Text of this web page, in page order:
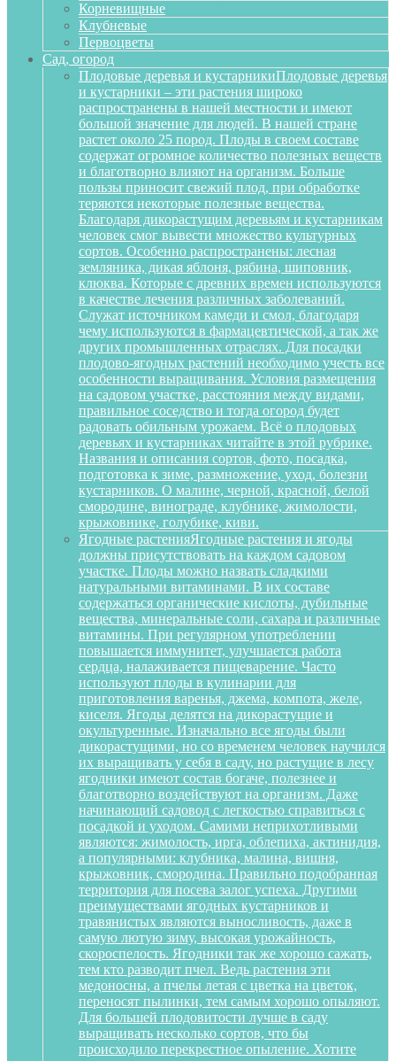
Корневищные
Клубневые
Первоцветы
Сад, огород
Плодовые деревья и кустарникиПлодовые деревья
и кустарники – эти растения широко
распространены в нашей местности и имеют
большой значение для людей. В нашей стране
растет около 25 пород. Плоды в своем составе
содержат огромное количество полезных веществ
и благотворно влияют на организм. Больше
пользы приносит свежий плод, при обработке
теряются некоторые полезные вещества.
Благодаря дикорастущим деревьям и кустарникам
человек смог вывести множество культурных
сортов. Особенно распространены: лесная
земляника, дикая яблоня, рябина, шиповник,
клюква. Которые с древних времен используются
в качестве лечения различных заболеваний.
Служат источником камеди и смол, благодаря
чему используются в фармацевтической, а так же
других промышленных отраслях. Для посадки
плодово-ягодных растений необходимо учесть все
особенности выращивания. Условия размещения
на садовом участке, расстояния между видами,
правильное соседство и тогда огород будет
радовать обильным урожаем. Всё о плодовых
деревьях и кустарниках читайте в этой рубрике.
Названия и описания сортов, фото, посадка,
подготовка к зиме, размножение, уход, болезни
кустарников. О малине, черной, красной, белой
смородине, винограде, клубнике, жимолости,
крыжовнике, голубике, киви.
Ягодные растенияЯгодные растения и ягоды
должны присутствовать на каждом садовом
участке. Плоды можно назвать сладкими
натуральными витаминами. В их составе
содержаться органические кислоты, дубильные
вещества, минеральные соли, сахара и различные
витамины. При регулярном употреблении
повышается иммунитет, улучшается работа
сердца, налаживается пищеварение. Часто
используют плоды в кулинарии для
приготовления варенья, джема, компота, желе,
киселя. Ягоды делятся на дикорастущие и
окультуренные. Изначально все ягоды были
дикорастущими, но со временем человек научился
их выращивать у себя в саду, но растущие в лесу
ягодники имеют состав богаче, полезнее и
благотворно воздействуют на организм. Даже
начинающий садовод с легкостью справиться с
посадкой и уходом. Самими неприхотливыми
являются: жимолость, ирга, облепиха, актинидия,
а популярными: клубника, малина, вишня,
крыжовник, смородина. Правильно подобранная
территория для посева залог успеха. Другими
преимуществами ягодных кустарников и
травянистых являются выносливость, даже в
самую лютую зиму, высокая урожайность,
скороспелость. Ягодники так же хорошо сажать,
тем кто разводит пчел. Ведь растения эти
медоносны, а пчелы летая с цветка на цветок,
переносят пылинки, тем самым хорошо опыляют.
Для большей плодовитости лучше в саду
выращивать несколько сортов, что бы
происходило перекрестное опыление. Хотите